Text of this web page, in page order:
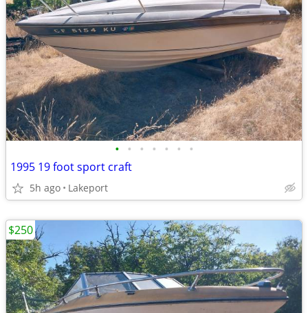
• • • • • • •
1995 19 foot sport craft
5h ago Lakeport
$250